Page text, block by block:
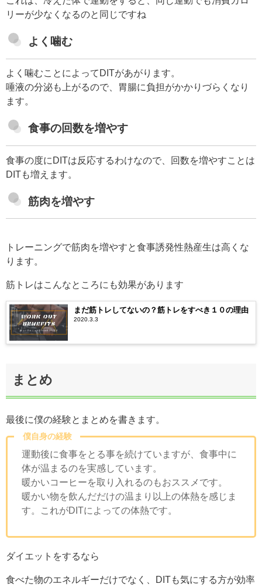
リーが少なくなるのと同じですね
よく噛む
よく噛むことによってDITがあがります。
唾液の分泌も上がるので、胃腸に負担がかかりづらくなり
ます。
食事の回数を増やす
食事の度にDITは反応するわけなので、回数を増やすことは
DITも増えます。
筋肉を増やす
トレーニングで筋肉を増やすと食事誘発性熱産生は高くな
ります。
筋トレはこんなところにも効果があります
まだ筋トレしてないの？筋トレをすべき１０の理由
2020.3.3
まとめ
最後に僕の経験とまとめを書きます。
僕自身の経験
運動後に食事をとる事を続けていますが、食事中に
体が温まるのを実感しています。
暖かいコーヒーを取り入れるのもおススメです。
暖かい物を飲んだだけの温まり以上の体熱を感じま
す。これがDITによっての体熱です。
ダイエットをするなら
食べた物のエネルギーだけでなく、DITも気にする方が効率